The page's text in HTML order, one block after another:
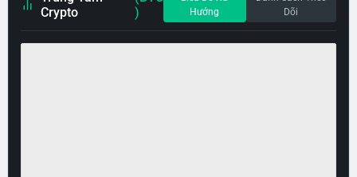
Crypto
)
Hướng
Dõi